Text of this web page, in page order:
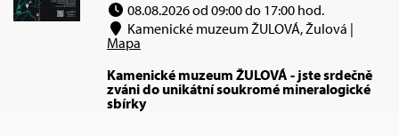
08.08.2026 od 09:00 do 17:00 hod.
Kamenické muzeum ŽULOVÁ, Žulová |
Mapa
Kamenické muzeum ŽULOVÁ - jste srdečně
zváni do unikátní soukromé mineralogické
sbírky